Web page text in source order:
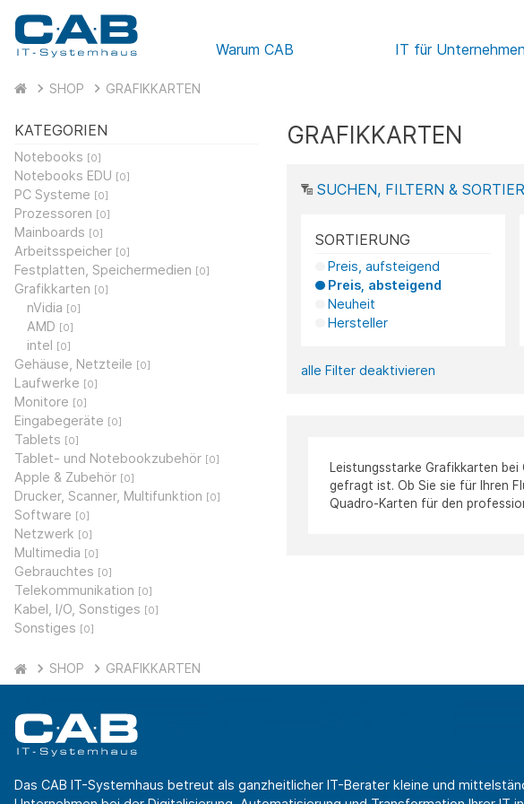
Warum CAB IT für Unternehmen
SHOP GRAFIKKARTEN
KATEGORIEN
Notebooks [0]
Notebooks EDU [0]
PC Systeme [0]
Prozessoren [0]
Mainboards [0]
Arbeitsspeicher [0]
Festplatten, Speichermedien [0]
Grafikkarten [0]
nVidia [0]
AMD [0]
intel [0]
Gehäuse, Netzteile [0]
Laufwerke [0]
Monitore [0]
Eingabegeräte [0]
Tablets [0]
Tablet- und Notebookzubehör [0]
Apple & Zubehör [0]
Drucker, Scanner, Multifunktion [0]
Software [0]
Netzwerk [0]
Multimedia [0]
Gebrauchtes [0]
Telekommunikation [0]
Kabel, I/O, Sonstiges [0]
Sonstiges [0]
GRAFIKKARTEN
SUCHEN, FILTERN &
SORTIERUNG
Preis, aufsteigend
Preis, absteigend
Neuheit
Hersteller
alle Filter deaktivieren
Leistungsstarke Grafikkarten bei
gefragt ist. Ob Sie sie für Ihren
Quadro-Karten für den
SHOP GRAFIKKARTEN
Das CAB IT-Systemhaus betreut als ganzheitlicher IT-Berater kleine und